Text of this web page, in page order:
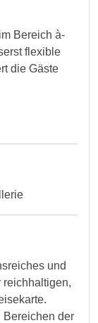
Bereich à-
flexible
die Gäste
und
reichhaltigen,
Bereichen der